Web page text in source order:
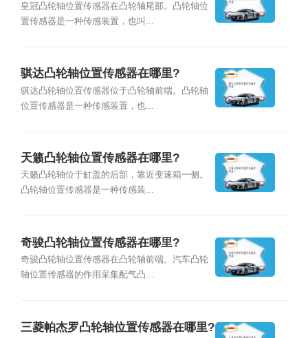
皇冠凸轮轴位置传感器在凸轮轴尾部。凸轮轴位
置传感器是一种传感装置，也叫...
骐达凸轮轴位置传感器在哪里?
骐达凸轮轴位置传感器位于凸轮轴前端。凸轮轴
位置传感器是一种传感装置，也...
天籁凸轮轴位置传感器在哪里?
天籁凸轮轴位于缸盖的后部，靠近变速箱一侧。
凸轮轴位置传感器是一种传感装...
奇骏凸轮轴位置传感器在哪里?
奇骏凸轮轴位置传感器在凸轮轴前端。汽车凸轮
轴位置传感器的作用采集配气凸...
三菱帕杰罗凸轮轴位置传感器在哪里?